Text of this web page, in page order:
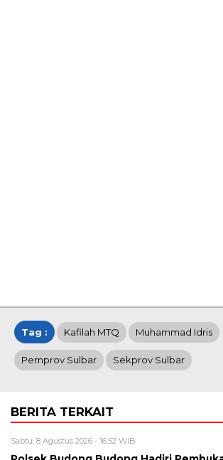
Tag : Kafilah MTQ Muhammad Idris
Pemprov Sulbar Sekprov Sulbar
BERITA TERKAIT
Sabtu, 8 Agustus 2026 - 16:52 WIB